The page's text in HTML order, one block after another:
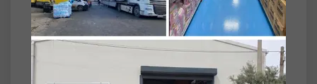
Türü Bel Bantlı
Beden No 4